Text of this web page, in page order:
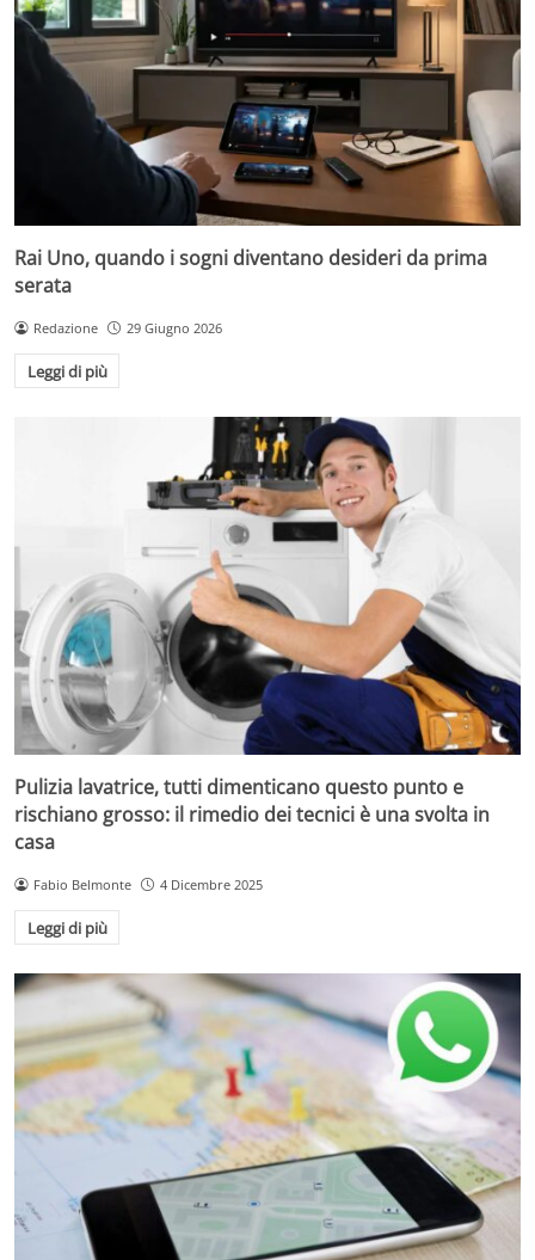
Rai Uno, quando i sogni diventano desideri da prima
serata
Redazione 29 Giugno 2026
Leggi di più
Pulizia lavatrice, tutti dimenticano questo punto e
rischiano grosso: il rimedio dei tecnici è una svolta in
casa
Fabio Belmonte 4 Dicembre 2025
Leggi di più